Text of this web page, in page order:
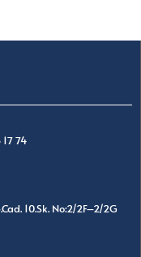
74
10.Sk. No:2/2F–2/2G